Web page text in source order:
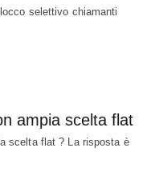
selettivo chiamanti
ampia scelta flat
scelta flat ? La risposta è